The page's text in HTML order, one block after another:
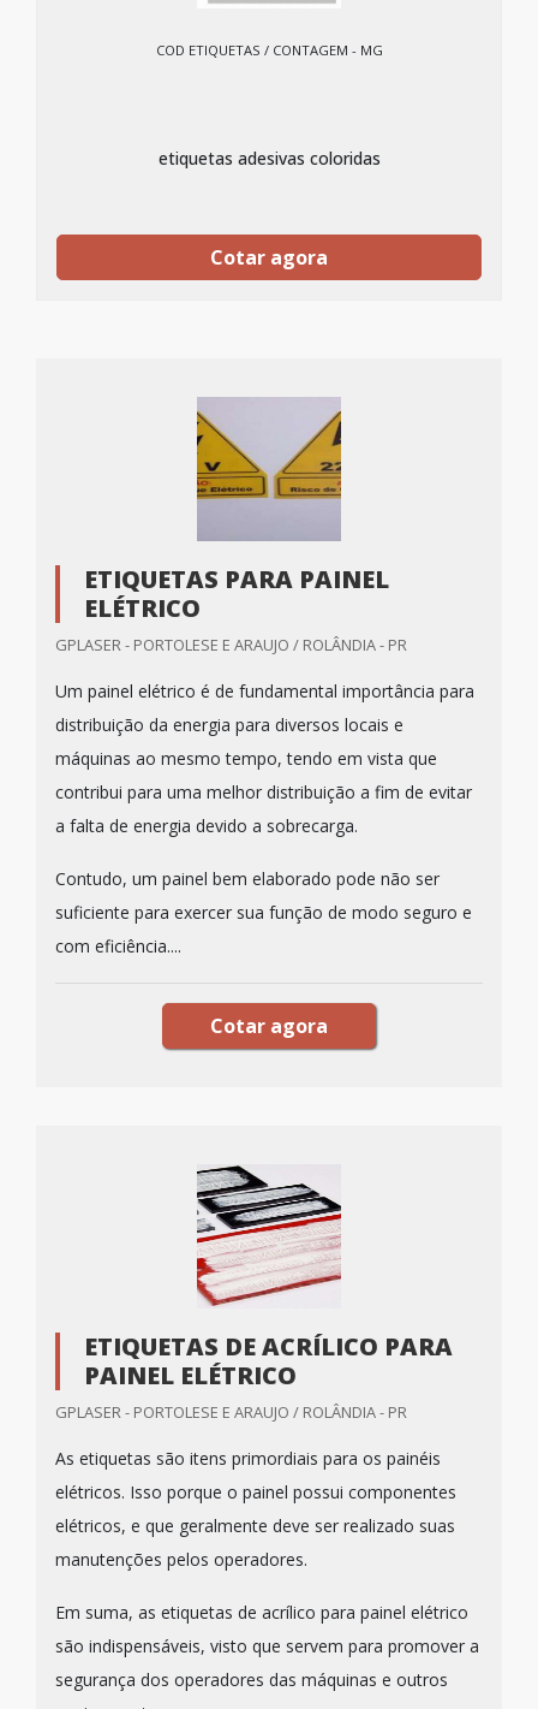
COD ETIQUETAS / CONTAGEM - MG
etiquetas adesivas coloridas
Cotar agora
ETIQUETAS PARA PAINEL
ELÉTRICO
GPLASER - PORTOLESE E ARAUJO / ROLÂNDIA - PR
Um painel elétrico é de fundamental importância para
distribuição da energia para diversos locais e
máquinas ao mesmo tempo, tendo em vista que
contribui para uma melhor distribuição a fim de evitar
a falta de energia devido a sobrecarga.
Contudo, um painel bem elaborado pode não ser
suficiente para exercer sua função de modo seguro e
com eficiência....
Cotar agora
ETIQUETAS DE ACRÍLICO PARA
PAINEL ELÉTRICO
GPLASER - PORTOLESE E ARAUJO / ROLÂNDIA - PR
As etiquetas são itens primordiais para os painéis
elétricos. Isso porque o painel possui componentes
elétricos, e que geralmente deve ser realizado suas
manutenções pelos operadores.
Em suma, as etiquetas de acrílico para painel elétrico
são indispensáveis, visto que servem para promover a
segurança dos operadores das máquinas e outros